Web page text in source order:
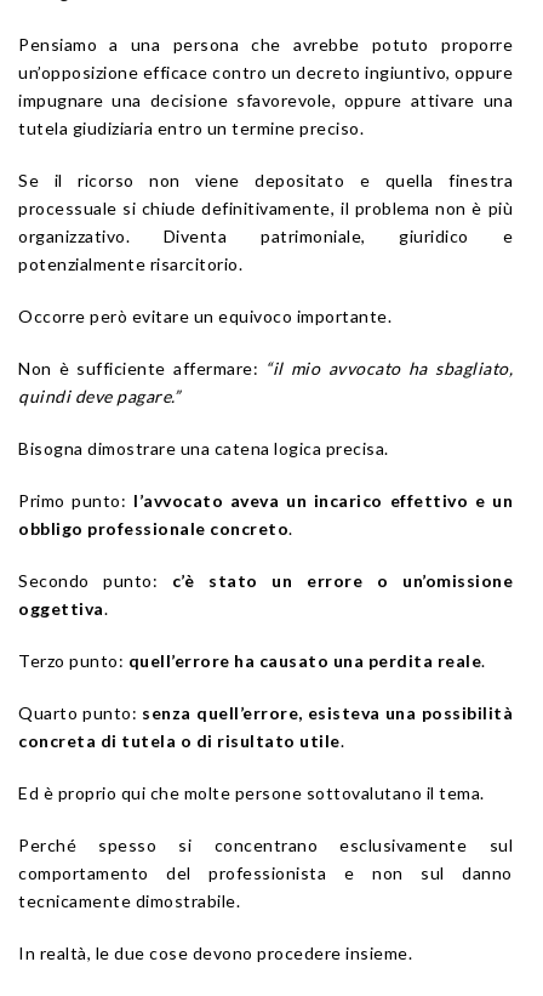
Pensiamo a una persona che avrebbe potuto proporre
un’opposizione efficace contro un decreto ingiuntivo, oppure
impugnare una decisione sfavorevole, oppure attivare una
tutela giudiziaria entro un termine preciso.
Se il ricorso non viene depositato e quella finestra
processuale si chiude definitivamente, il problema non è più
organizzativo. Diventa patrimoniale, giuridico e
potenzialmente risarcitorio.
Occorre però evitare un equivoco importante.
Non è sufficiente affermare: “il mio avvocato ha sbagliato,
quindi deve pagare.”
Bisogna dimostrare una catena logica precisa.
Primo punto: l’avvocato aveva un incarico effettivo e un
obbligo professionale concreto.
Secondo punto: c’è stato un errore o un’omissione
oggettiva.
Terzo punto: quell’errore ha causato una perdita reale.
Quarto punto: senza quell’errore, esisteva una possibilità
concreta di tutela o di risultato utile.
Ed è proprio qui che molte persone sottovalutano il tema.
Perché spesso si concentrano esclusivamente sul
comportamento del professionista e non sul danno
tecnicamente dimostrabile.
In realtà, le due cose devono procedere insieme.